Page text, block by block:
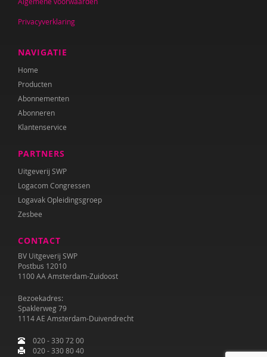
Privacyverklaring
NAVIGATIE
Home
Producten
Abonnementen
Abonneren
Klantenservice
PARTNERS
Uitgeverij SWP
Logacom Congressen
Logavak Opleidingsgroep
Zesbee
CONTACT
BV Uitgeverij SWP
Postbus 12010
1100 AA Amsterdam-Zuidoost
Bezoekadres:
Spaklerweg 79
1114 AE Amsterdam-Duivendrecht
020 - 330 72 00
020 - 330 80 40